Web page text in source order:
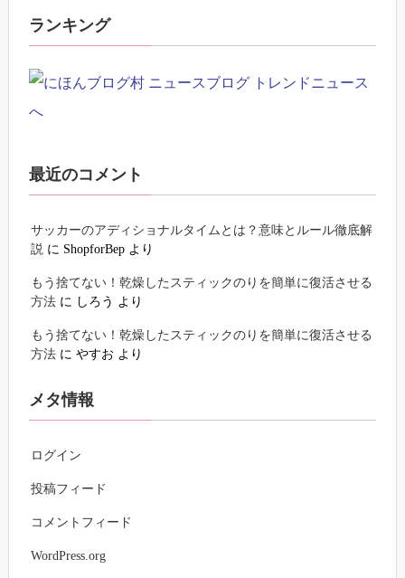
ランキング
最近のコメント
サッカーのアディショナルタイムとは？意味とルール徹底解
説 に ShopforBep より
もう捨てない！乾燥したスティックのりを簡単に復活させる
方法 に しろう より
もう捨てない！乾燥したスティックのりを簡単に復活させる
方法 にやすお より
メタ情報
ログイン
投稿フィード
コメントフィード
WordPress.org